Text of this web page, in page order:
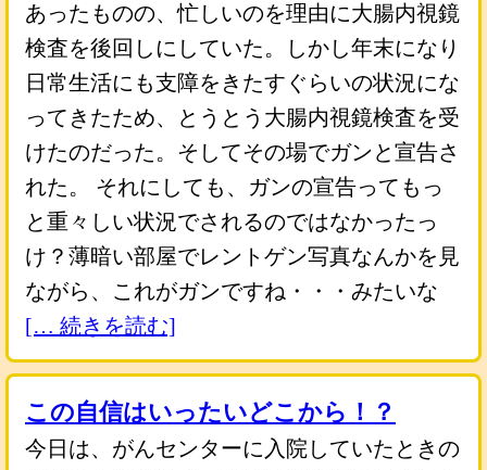
あったものの、忙しいのを理由に大腸内視鏡
検査を後回しにしていた。しかし年末になり
日常生活にも支障をきたすぐらいの状況にな
ってきたため、とうとう大腸内視鏡検査を受
けたのだった。そしてその場でガンと宣告さ
れた。 それにしても、ガンの宣告ってもっ
と重々しい状況でされるのではなかったっ
け？薄暗い部屋でレントゲン写真なんかを見
ながら、これがガンですね・・・みたいな
[… 続きを読む]
この自信はいったいどこから！？
今日は、がんセンターに入院していたときの